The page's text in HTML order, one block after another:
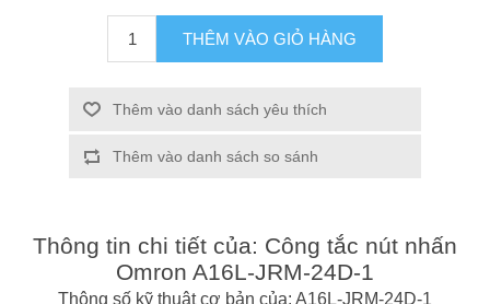
THÊM VÀO GIỎ HÀNG
Thêm vào danh sách yêu thích
Thêm vào danh sách so sánh
Thông tin chi tiết của: Công tắc nút nhấn
Omron A16L-JRM-24D-1
Thông số kỹ thuật cơ bản của: A16L-JRM-24D-1